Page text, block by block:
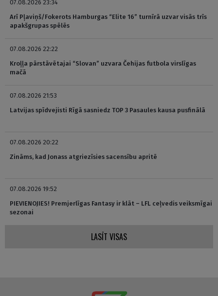
07.08.2026 23:34
Arī Pļaviņš/Fokerots Hamburgas “Elite 16” turnīrā uzvar visās trīs
apakšgrupas spēlēs
07.08.2026 22:22
Kroļļa pārstāvētajai “Slovan” uzvara Čehijas futbola virslīgas
mačā
07.08.2026 21:53
Latvijas spīdvejisti Rīgā sasniedz TOP 3 Pasaules kausa pusfinālā
07.08.2026 20:22
Zināms, kad Jonass atgriezīsies sacensību apritē
07.08.2026 19:52
PIEVIENOJIES! Premjerlīgas Fantasy ir klāt – LFL ceļvedis veiksmīgai
sezonai
LASĪT VISAS